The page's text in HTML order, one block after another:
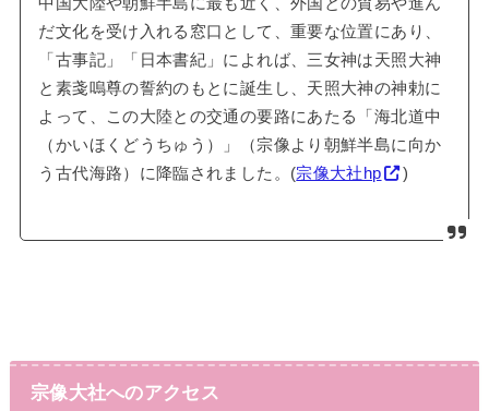
中国大陸や朝鮮半島に最も近く、外国との貿易や進ん
だ文化を受け入れる窓口として、重要な位置にあり、
「古事記」「日本書紀」によれば、三女神は天照大神
と素戔嗚尊の誓約のもとに誕生し、天照大神の神勅に
よって、この大陸との交通の要路にあたる「海北道中
（かいほくどうちゅう）」（宗像より朝鮮半島に向か
う古代海路）に降臨されました。(宗像大社hp )
宗像大社へのアクセス